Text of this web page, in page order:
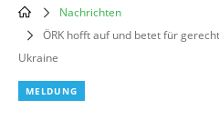
Breadcrumb
Nachrichten
ÖRK hofft auf und betet für
Ukraine
MELDUNG